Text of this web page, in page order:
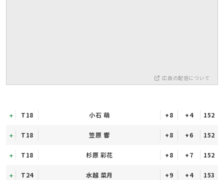
広告の配信について
T18 小石 萌 +8 +4 152
T18 笠原 響 +8 +6 152
T18 杉原 彩花 +8 +7 152
T24 水越 菜月 +9 +4 153